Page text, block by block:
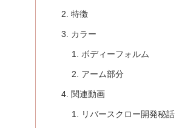
特徴
カラー
ボディーフォルム
アーム部分
関連動画
リバースクロー開発秘話